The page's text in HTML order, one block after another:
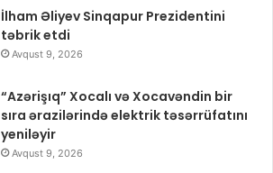
İlham Əliyev Sinqapur Prezidentini
təbrik etdi
Avqust 9, 2026
“Azərişıq” Xocalı və Xocavəndin bir
sıra ərazilərində elektrik təsərrüfatını
yeniləyir
Avqust 9, 2026